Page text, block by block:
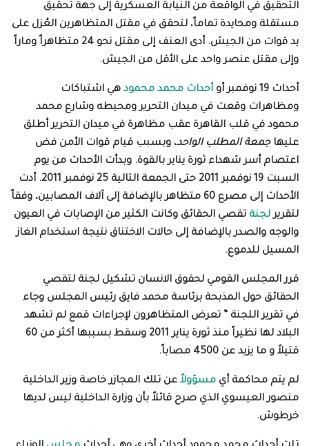
التحقيق في الواقعة من النيابة العسكرية إلى جهة تحقيق
مستقلة ومحايدة تماماً، لتحقق في مقتل المتظاهرين العُزل على
يد قوات من الجيش. أدى العنف إلى مقتل نحو 24 متظاهراً وماراً
وإلى مقتل عنصر واحد على الأقل من الجيش.
أحداث 19 نوفمبر أو أحداث محمد محمود هي اشتباكات
ومظاهرات وقعت في ميدان التحرير ومحيطه وشارع محمد
محمود في قلب القاهرة عقب مظاهرة في ميدان التحرير أطلق
عليهاجمعة المطلب الواحد، وبسبب قيام قوات الأمن فض
اعتصام أسر شهداء ثورة يناير بالقوة. وبدأت الأحداث من يوم
السبت 19 نوفمبر 2011 حتى الجمعة التالية 25 نوفمبر 2011. أدت
الأحداث إلى مصرع 60 متظاهر بالإضافة إلى آلاف المصابين، وفقاً
لتقريرلجنة تقصي الحقائق وكانت الكثير من الإصابات في العيون
والوجه والصدر بالإضافة إلى حالات الاختناق نتيجة استخدام الغاز
المسيل للدموع.
قرر المجلس القومي لحقوق الانسان تشكيل لجنة لتقصي
الحقائق حول المذبحة برئاسة محمد فايق رئيس المجلس وجاء
في تقرير اللجنة ” تعرض المتظاهرون لإجراءات قمع لم تشهد
البلاد لها نظيراً منذ ثورة يناير 2011 وسقط بسببها أكثر من 60
قتيلاً و ما يزيد عن 4500 مصاباً.
لم يتم محاكمة أي مسؤولاً عن تلك المجازر خاصة وزير الداخلية
منصور العيسوي الذي صرح قائلاً بأن وزارة الداخلية ليس لديها
خرطوش.